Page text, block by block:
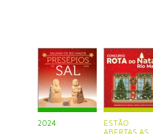
2024
ESTÃO
ABERTAS AS